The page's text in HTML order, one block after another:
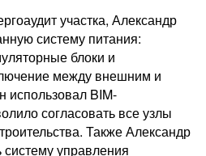
участка, Александр
систему питания:
блоки и
между внешним и
использовал BIM-
согласовать все узлы
Также Александр
управления